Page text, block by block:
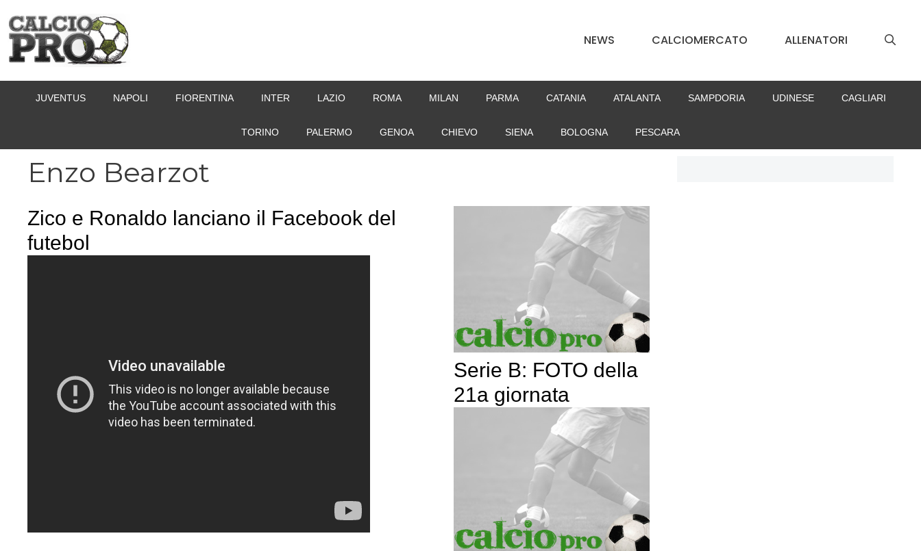
contenuto
NEWS CALCIOMERCATO ALLENATORI
JUVENTUS NAPOLI FIORENTINA INTER LAZIO ROMA MILAN PARMA CATANIA ATALANTA SAMPDORIA UDINESE CAGLIARI
TORINO PALERMO GENOA CHIEVO SIENA BOLOGNA PESCARA
Enzo Bearzot
Zico e Ronaldo lanciano il Facebook del
futebol
Serie B: FOTO della
21a giornata